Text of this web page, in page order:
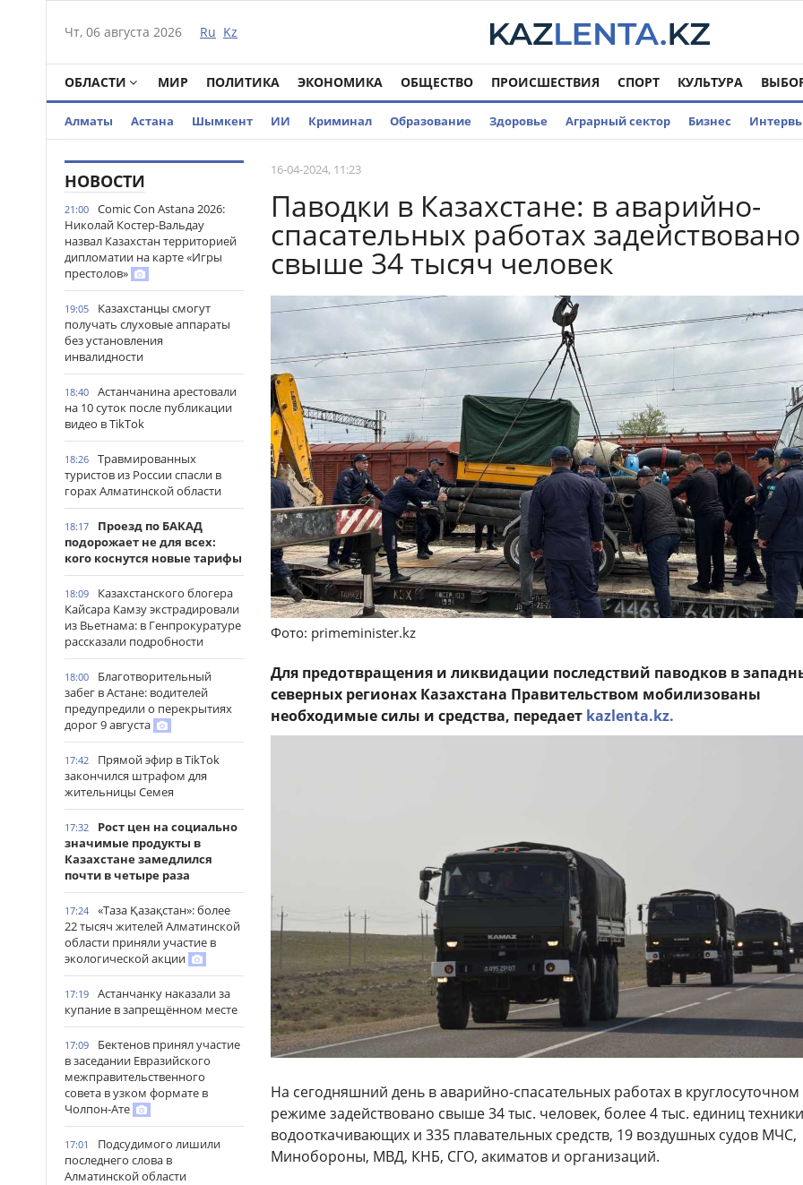
Чт, 06 августа 2026 Ru Kz
ОБЛАСТИ МИР ПОЛИТИКА ЭКОНОМИКА ОБЩЕСТВО ПРОИСШЕСТВИЯ СПОРТ КУЛЬТУРА
Алматы Астана Шымкент ИИ Криминал Образование Здоровье Аграрный сектор Бизнес
НОВОСТИ
21:00
Comic Con Astana 2026:
Николай Костер-Вальдау
назвал Казахстан территорией
дипломатии на карте «Игры
престолов»
19:05
Казахстанцы смогут
получать слуховые аппараты
без установления
инвалидности
18:40
Астанчанина арестовали
на 10 суток после публикации
видео в TikTok
18:26
Травмированных
туристов из России спасли в
горах Алматинской области
18:17
Проезд по БАКАД
подорожает не для всех:
кого коснутся новые тарифы
18:09
Казахстанского блогера
Кайсара Камзу экстрадировали
из Вьетнама: в Генпрокуратуре
рассказали подробности
18:00
Благотворительный
забег в Астане: водителей
предупредили о перекрытиях
дорог 9 августа
17:42
Прямой эфир в TikTok
закончился штрафом для
жительницы Семея
17:32
Рост цен на социально
значимые продукты в
Казахстане замедлился
почти в четыре раза
17:24
«Таза Қазақстан»: более
22 тысяч жителей Алматинской
области приняли участие в
экологической акции
17:19
Астанчанку наказали за
купание в запрещённом месте
17:09
Бектенов принял участие
в заседании Евразийского
межправительственного
совета в узком формате в
Чолпон-Ате
17:01
Подсудимого лишили
последнего слова в
Алматинской области
16-04-2024, 11:23
Паводки в Казахстане: в аварийно-
спасательных работах задействовано
свыше 34 тысяч человек
Фото: primeminister.kz
Для предотвращения и ликвидации последствий паводков в
северных регионах Казахстана Правительством мобилизованы
необходимые силы и средства, передает kazlenta.kz.
На сегодняшний день в аварийно-спасательных работах в круглосуточном
режиме задействовано свыше 34 тыс. человек, более 4 тыс. единиц
водооткачивающих и 335 плавательных средств, 19 воздушных судов МЧС,
Минобороны, МВД, КНБ, СГО, акиматов и организаций.